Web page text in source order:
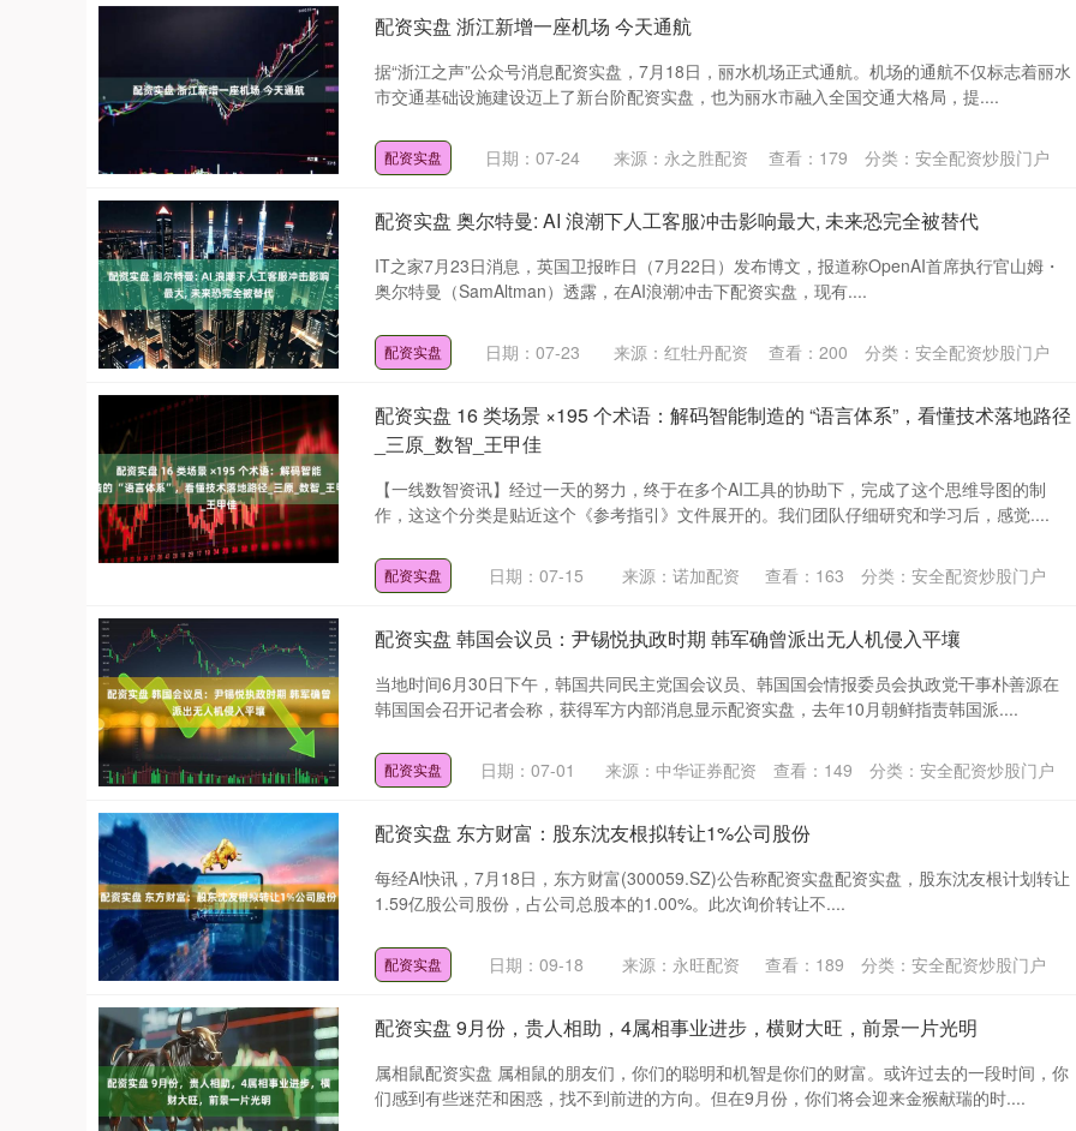
配资实盘 浙江新增一座机场 今天通航
据“浙江之声”公众号消息配资实盘，7月18日，丽水机场正式通航。机场的通航不仅标志着丽水
市交通基础设施建设迈上了新台阶配资实盘，也为丽水市融入全国交通大格局，提....
配资实盘 日期：07-24 来源：永之胜配资 查看： 179 分类：安全配资炒股门户
配资实盘 奥尔特曼: AI 浪潮下人工客服冲击影响最大, 未来恐完全被替代
IT之家7月23日消息，英国卫报昨日（7月22日）发布博文，报道称OpenAI首席执行官山姆・
奥尔特曼（SamAltman）透露，在AI浪潮冲击下配资实盘，现有....
配资实盘 日期：07-23 来源：红牡丹配资 查看：200 分类：安全配资炒股门户
配资实盘 16 类场景 ×195 个术语：解码智能制造的 “语言体系”，看懂技术落地路径
_三原_数智_王甲佳
【一线数智资讯】经过一天的努力，终于在多个AI工具的协助下，完成了这个思维导图的制
作，这这个分类是贴近这个《参考指引》文件展开的。我们团队仔细研究和学习后，感觉....
配资实盘 日期：07-15 来源：诺加配资 查看： 163 分类： 安全配资炒股门户
配资实盘 韩国会议员：尹锡悦执政时期 韩军确曾派出无人机侵入平壤
当地时间6月30日下午，韩国共同民主党国会议员、韩国国会情报委员会执政党干事朴善源在
韩国国会召开记者会称，获得军方内部消息显示配资实盘，去年10月朝鲜指责韩国派....
配资实盘 日期：07-01 来源：中华证券配资 查看： 149 分类： 安全配资炒股门户
配资实盘 东方财富：股东沈友根拟转让1%公司股份
每经AI快讯，7月18日，东方财富(300059.SZ)公告称配资实盘配资实盘，股东沈友根计划转让
1.59亿股公司股份，占公司总股本的1.00%。此次询价转让不....
配资实盘 日期：09-18 来源：永旺配资 查看： 189 分类： 安全配资炒股门户
配资实盘 9月份，贵人相助，4属相事业进步，横财大旺，前景一片光明
属相鼠配资实盘 属相鼠的朋友们，你们的聪明和机智是你们的财富。或许过去的一段时间，你
们感到有些迷茫和困惑，找不到前进的方向。但在9月份，你们将会迎来金猴献瑞的时....